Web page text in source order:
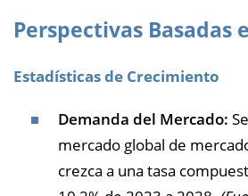
Perspectivas Basadas
Estadísticas de Crecimiento
Demanda del Mercado:
mercado global de
crezca a una tasa